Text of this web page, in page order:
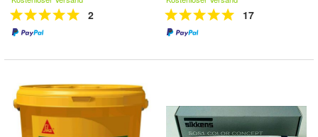
2 17